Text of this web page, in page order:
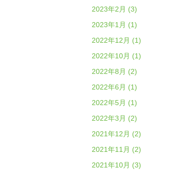
2023年2月 (3)
2023年1月 (1)
2022年12月 (1)
2022年10月 (1)
2022年8月 (2)
2022年6月 (1)
2022年5月 (1)
2022年3月 (2)
2021年12月 (2)
2021年11月 (2)
2021年10月 (3)